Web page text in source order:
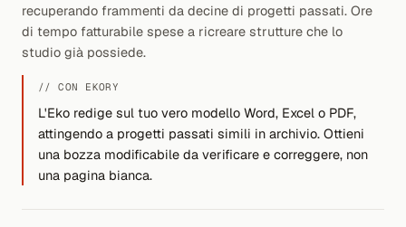
recuperando frammenti da decine di progetti passati. Ore
di tempo fatturabile spese a ricreare strutture che lo
studio già possiede.
// CON EKORY
L'Eko redige sul tuo vero modello Word, Excel o PDF,
attingendo a progetti passati simili in archivio. Ottieni
una bozza modificabile da verificare e correggere, non
una pagina bianca.